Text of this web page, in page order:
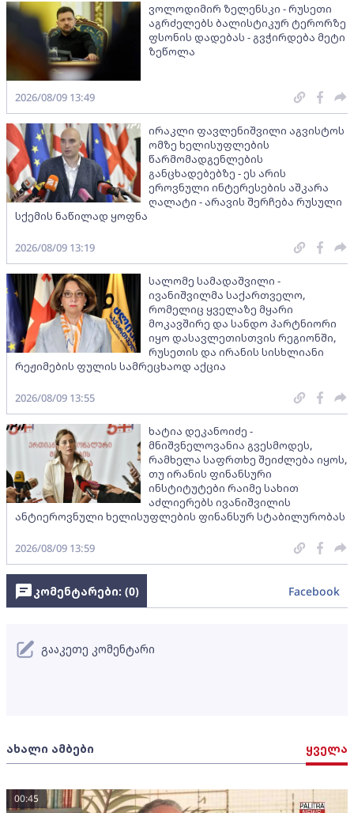
ვოლოდიმირ ზელენსკი - რუსეთი
აგრძელებს ბალისტიკურ ტერორზე
ფსონის დადებას - გვჭირდება მეტი
ზეწოლა
2026/08/09 13:49
ირაკლი ფავლენიშვილი აგვისტოს
ომზე ხელისუფლების
წარმომადგენლების
განცხადებებზე - ეს არის
ეროვნული ინტერესების აშკარა
ღალატი - არავის შერჩება რუსული
სქემის ნაწილად ყოფნა
2026/08/09 13:19
სალომე სამადაშვილი -
ივანიშვილმა საქართველო,
რომელიც ყველაზე მყარი
მოკავშირე და სანდო პარტნიორი
იყო დასავლეთისთვის რეგიონში,
რუსეთის და ირანის სისხლიანი
რეჟიმების ფულის სამრეცხაოდ აქცია
2026/08/09 13:55
ხატია დეკანოიძე -
მნიშვნელოვანია გვესმოდეს,
რამხელა საფრთხე შეიძლება იყოს,
თუ ირანის ფინანსური
ინსტიტუტები რაიმე სახით
აძლიერებს ივანიშვილის
ანტიეროვნული ხელისუფლების ფინანსურ სტაბილურობას
2026/08/09 13:59
ახალი ამბები ყველა
00:45
კომენტარები: (0) Facebook
გააკეთე კომენტარი